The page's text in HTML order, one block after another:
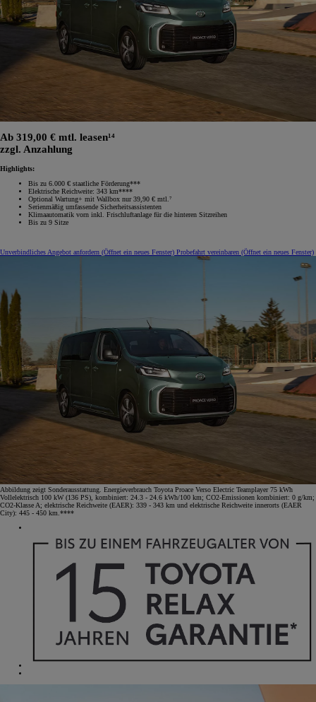
Ab 319,00 € mtl. leasen¹⁴
zzgl. Anzahlung
Highlights:
Bis zu 6.000 € staatliche Förderung***
Elektrische Reichweite: 343 km****
Optional Wartung+ mit Wallbox nur 39,90 € mtl.⁷
Serienmäßig umfassende Sicherheitsassistenten
Klimaautomatik vorn inkl. Frischluftanlage für die hinteren Sitzreihen
Bis zu 9 Sitze
Unverbindliches Angebot anfordern (Öffnet ein neues Fenster) Probefahrt vereinbaren (Öffnet ein neues Fenster)
Abbildung zeigt Sonderausstattung. Energieverbrauch Toyota Proace Verso Electric Teamplayer 75 kWh
Vollelektrisch 100 kW (136 PS), kombiniert: 24.3 - 24.6 kWh/100 km; CO2-Emissionen kombiniert: 0 g/km;
CO2-Klasse A; elektrische Reichweite (EAER): 339 - 343 km und elektrische Reichweite innerorts (EAER
City): 445 - 450 km.****